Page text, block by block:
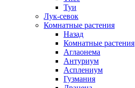
Туи
Лук-севок
Комнатные растения
Назад
Комнатные растения
Аглаонема
Антуриум
Асплениум
Гузмания